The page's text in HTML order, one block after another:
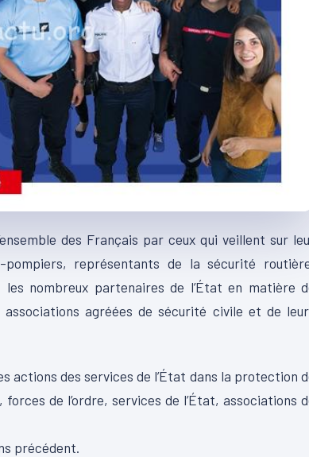
des Français par ceux qui veillent sur
représentants de la sécurité
nombreux partenaires de l’État en matière
agréées de sécurité civile et de
actions des services de l’État dans la protection
de l’ordre, services de l’État, associations
précédent.